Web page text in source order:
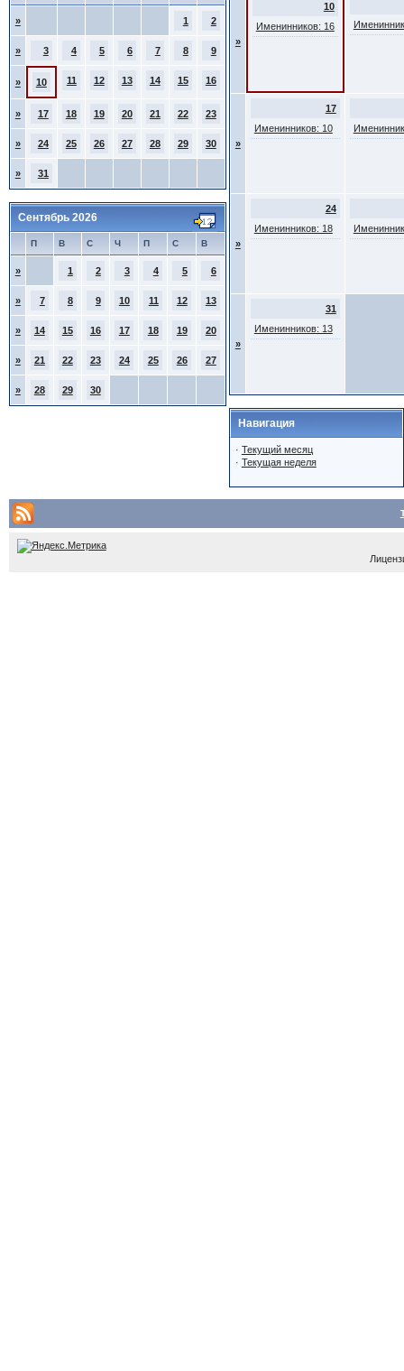
» 1 2
» 3 4 5 6 7 8 9
» 10 11 12 13 14 15 16
» 17 18 19 20 21 22 23
» 24 25 26 27 28 29 30
» 31
Сентябрь 2026
П В С Ч П С В
» 1 2 3 4 5 6
» 7 8 9 10 11 12 13
» 14 15 16 17 18 19 20
» 21 22 23 24 25 26 27
» 28 29 30
»
10
Именинников: 16
»
17
Именинников: 10
»
24
Именинников: 18
»
31
Именинников: 13
Навигация
· Текущий месяц
· Текущая неделя